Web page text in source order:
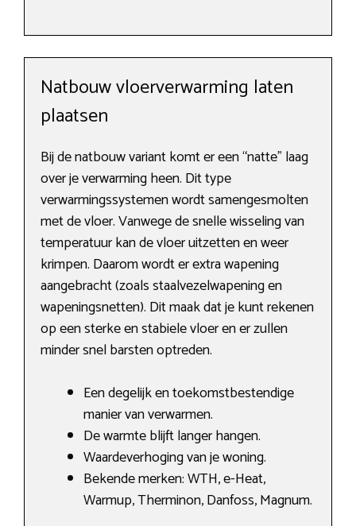
Natbouw vloerverwarming laten
plaatsen
Bij de natbouw variant komt er een “natte” laag
over je verwarming heen. Dit type
verwarmingssystemen wordt samengesmolten
met de vloer. Vanwege de snelle wisseling van
temperatuur kan de vloer uitzetten en weer
krimpen. Daarom wordt er extra wapening
aangebracht (zoals staalvezelwapening en
wapeningsnetten). Dit maak dat je kunt rekenen
op een sterke en stabiele vloer en er zullen
minder snel barsten optreden.
Een degelijk en toekomstbestendige
manier van verwarmen.
De warmte blijft langer hangen.
Waardeverhoging van je woning.
Bekende merken: WTH, e-Heat,
Warmup, Therminon, Danfoss, Magnum.